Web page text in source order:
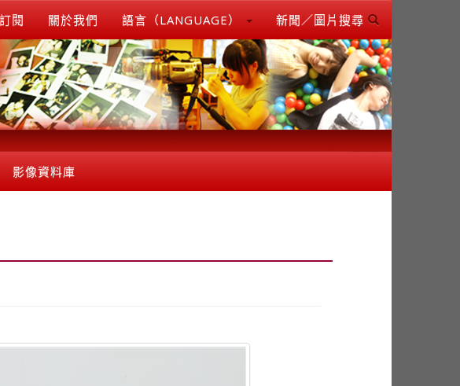
閱 關於我們 語言（LANGUAGE） 新聞／圖片搜尋
影像資料庫